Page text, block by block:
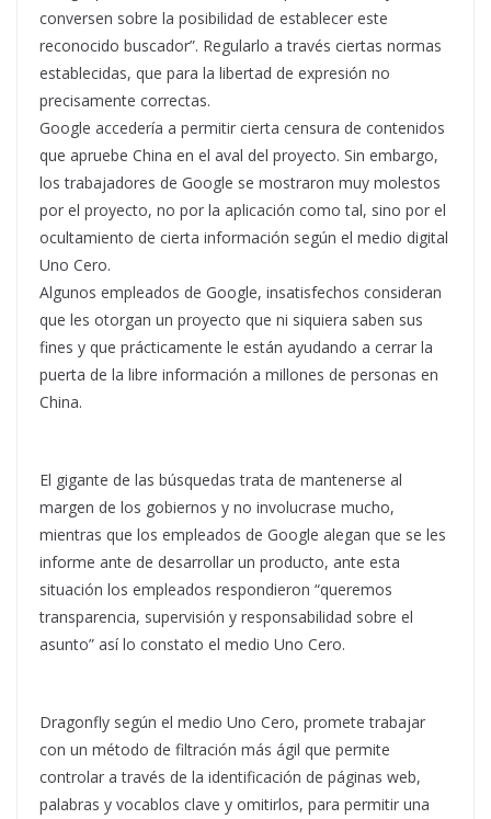
conversen sobre la posibilidad de establecer este
reconocido buscador”. Regularlo a través ciertas normas
establecidas, que para la libertad de expresión no
precisamente correctas.
Google accedería a permitir cierta censura de contenidos
que apruebe China en el aval del proyecto. Sin embargo,
los trabajadores de Google se mostraron muy molestos
por el proyecto, no por la aplicación como tal, sino por el
ocultamiento de cierta información según el medio digital
Uno Cero.
Algunos empleados de Google, insatisfechos consideran
que les otorgan un proyecto que ni siquiera saben sus
fines y que prácticamente le están ayudando a cerrar la
puerta de la libre información a millones de personas en
China.
El gigante de las búsquedas trata de mantenerse al
margen de los gobiernos y no involucrase mucho,
mientras que los empleados de Google alegan que se les
informe ante de desarrollar un producto, ante esta
situación los empleados respondieron “queremos
transparencia, supervisión y responsabilidad sobre el
asunto” así lo constato el medio Uno Cero.
Dragonfly según el medio Uno Cero, promete trabajar
con un método de filtración más ágil que permite
controlar a través de la identificación de páginas web,
palabras y vocablos clave y omitirlos, para permitir una